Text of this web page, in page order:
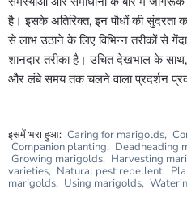
है। इसके अतिरिक्त, इन पौधों की
से लाभ उठाने के लिए विभिन्न तरीकों से
शानदार तरीका है। उचित देखभाल के
और लंबे समय तक चलने वाला प्रदर्शन
इसमें भरा हुआ: Caring for marigolds,
Companion planting, Deadheading
Growing marigolds, Harvesting
varieties, Natural pest repellent,
marigolds, Using marigolds,